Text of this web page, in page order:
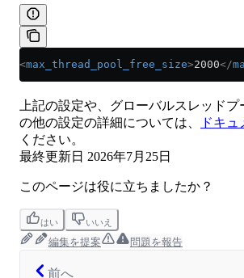
<max_thread_pool_free_size>2000</
上記の設定や、グローバルスレッド
の他の設定の詳細については、
ドキュ
ください。
最終更新日 2026年7月25日
このページは役に立ちましたか？
はい いいえ
編集を提案 問題を報告
前へ